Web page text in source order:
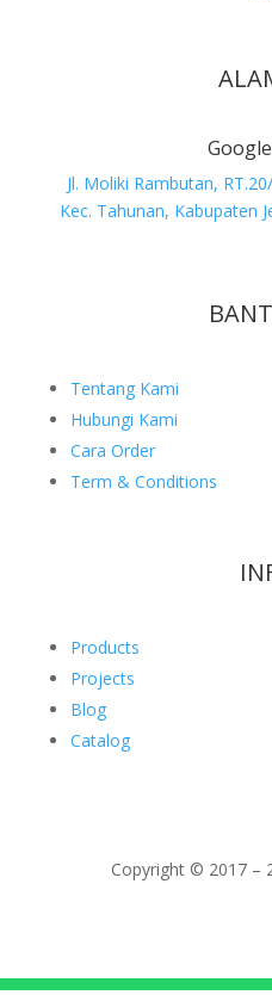
Jl. Moliki Rambutan,
Kec. Tahunan, Kabupaten
Tentang Kami
Hubungi Kami
Cara Order
Term & Conditions
Products
Projects
Blog
Catalog
Copyright © 2017 –